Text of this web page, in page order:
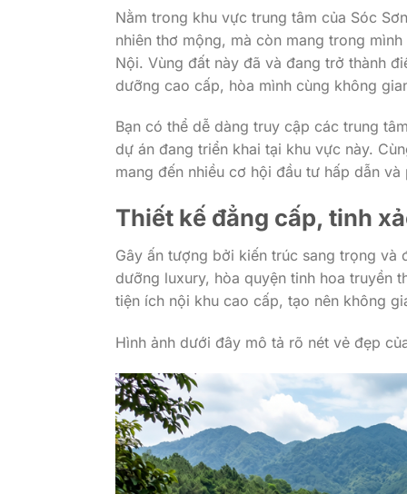
Nằm trong khu vực trung tâm của Sóc
nhiên thơ mộng, mà còn mang trong
Nội. Vùng đất này đã và đang trở thành
dưỡng cao cấp, hòa mình cùng không
Bạn có thể dễ dàng truy cập các trung
dự án đang triển khai tại khu vực này.
mang đến nhiều cơ hội đầu tư hấp dẫn
Thiết kế đẳng cấp, tinh
Gây ấn tượng bởi kiến trúc sang trọng và
dưỡng luxury, hòa quyện tinh hoa truyền
tiện ích nội khu cao cấp, tạo nên không
Hình ảnh dưới đây mô tả rõ nét vẻ đẹp